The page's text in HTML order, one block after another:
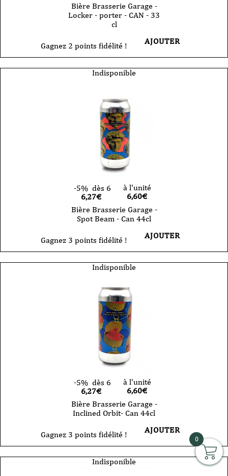
Bière Brasserie Garage -
Locker - porter - CAN - 33
cl
Gagnez 2 points fidélité ! AJOUTER
Indisponible
-5% dès 6
6,27€
à l'unité
6,60€
Bière Brasserie Garage -
Spot Beam - Can 44cl
Gagnez 3 points fidélité ! AJOUTER
Indisponible
-5% dès 6
6,27€
à l'unité
6,60€
Bière Brasserie Garage -
Inclined Orbit- Can 44cl
Gagnez 3 points fidélité ! AJOUTER
Indisponible
0